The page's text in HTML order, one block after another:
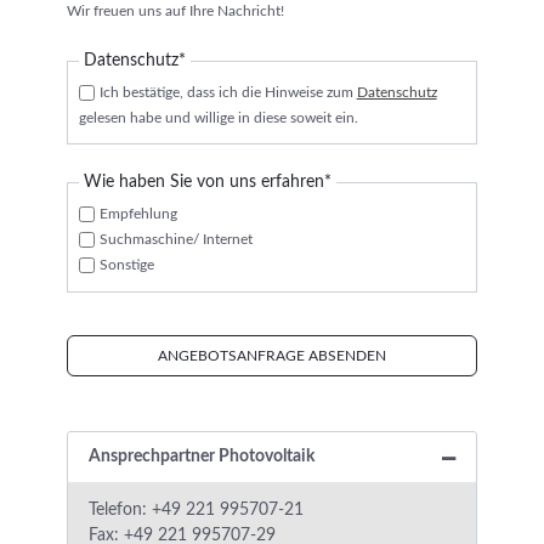
Wir freuen uns auf Ihre Nachricht!
Pflichtfeld
Datenschutz*
Ich bestätige, dass ich die Hinweise zum Datenschutz
gelesen habe und willige in diese soweit ein.
Pflichtfeld
Wie haben Sie von uns erfahren*
Empfehlung
Suchmaschine/ Internet
Sonstige
ANGEBOTSANFRAGE ABSENDEN
Ansprechpartner Photovoltaik
Telefon: +49 221 995707-21
Fax: +49 221 995707-29